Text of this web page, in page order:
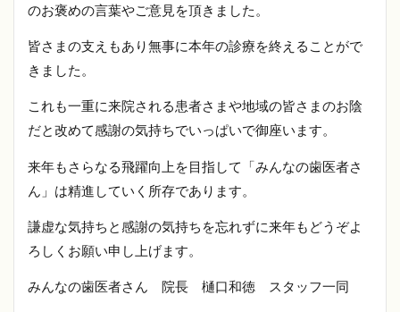
のお褒めの言葉やご意見を頂きました。
皆さまの支えもあり無事に本年の診療を終えることがで
きました。
これも一重に来院される患者さまや地域の皆さまのお陰
だと改めて感謝の気持ちでいっぱいで御座います。
来年もさらなる飛躍向上を目指して「みんなの歯医者さ
ん」は精進していく所存であります。
謙虚な気持ちと感謝の気持ちを忘れずに来年もどうぞよ
ろしくお願い申し上げます。
みんなの歯医者さん 院長 樋口和徳 スタッフ一同